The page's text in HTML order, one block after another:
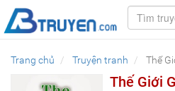
Trang chủ Truyện tranh Thế
Thế Giới